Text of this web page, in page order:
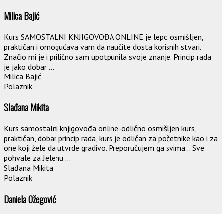
Milica Bajić
Kurs SAMOSTALNI KNJIGOVOĐA ONLINE je lepo osmišljen,
praktičan i omogućava vam da naučite dosta korisnih stvari.
Značio mi je i prilično sam upotpunila svoje znanje. Princip rada
je jako dobar ...
Milica Bajić
Polaznik
Slađana Mikita
Kurs samostalni knjigovođa online-odlično osmišljen kurs,
praktičan, dobar princip rada, kurs je odličan za početnike kao i za
one koji žele da utvrde gradivo. Preporučujem ga svima… Sve
pohvale za Jelenu ...
Slađana Mikita
Polaznik
Daniela Ožegović